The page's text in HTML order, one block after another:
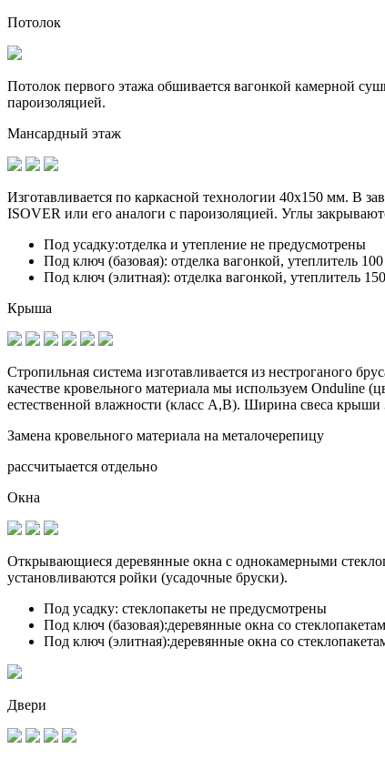
Потолок
Потолок первого этажа обшивается вагонкой камерной
пароизоляцией.
Мансардный этаж
Изготавливается по каркасной технологии 40х150 мм. В
ISOVER или его аналоги с пароизоляцией. Углы
Под усадку:отделка и утепление не предусмотрены
Под ключ (базовая): отделка вагонкой, утеплитель
Под ключ (элитная): отделка вагонкой, утеплитель
Крыша
Стропильная система изготавливается из нестроганого
качестве кровельного материала мы используем
естественной влажности (класс А,В). Ширина свеса крыши
Замена кровельного материала на металочерепицу
рассчитыается отдельно
Окна
Открывающиеся деревянные окна с однокамерными
установливаются ройки (усадочные бруски).
Под усадку: стеклопакеты не предусмотрены
Под ключ (базовая):деревянные окна со
Под ключ (элитная):деревянные окна со
Двери